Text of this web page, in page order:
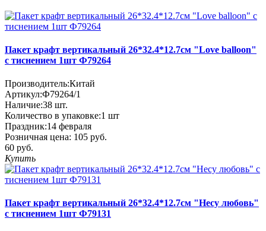
Пакет крафт вертикальный 26*32.4*12.7см "Love balloon"
с тиснением 1шт Ф79264
Производитель:Китай
Артикул:Ф79264/1
Наличие:38 шт.
Количество в упаковке:1 шт
Праздник:14 февраля
Розничная цена: 105 руб.
60 руб.
Купить
Пакет крафт вертикальный 26*32.4*12.7см "Несу любовь"
с тиснением 1шт Ф79131